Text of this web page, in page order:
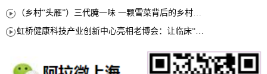
（乡村“头雁”）三代腌一味 一颗雪菜背后的乡村致富经
虹桥健康科技产业创新中心亮相老博会：让临床“需求”定义银发经济新生态